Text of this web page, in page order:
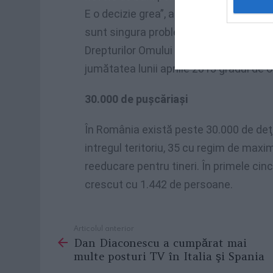
E o decizie grea”, a spus premierul
sunt singura problemă. România ar
Drepturilor Omului pentru că sistemul
jumătatea lunii aprilie 2013 gradul de
30.000 de puşcăriaşi
În România există peste 30.000 de
intregul teritoriu, 35 cu regim de
reeducare pentru tineri. În primele
crescut cu 1.442 de persoane.
more
Articolul anterior
Dan Diaconescu a cumpărat mai
multe posturi TV în Italia şi Spania